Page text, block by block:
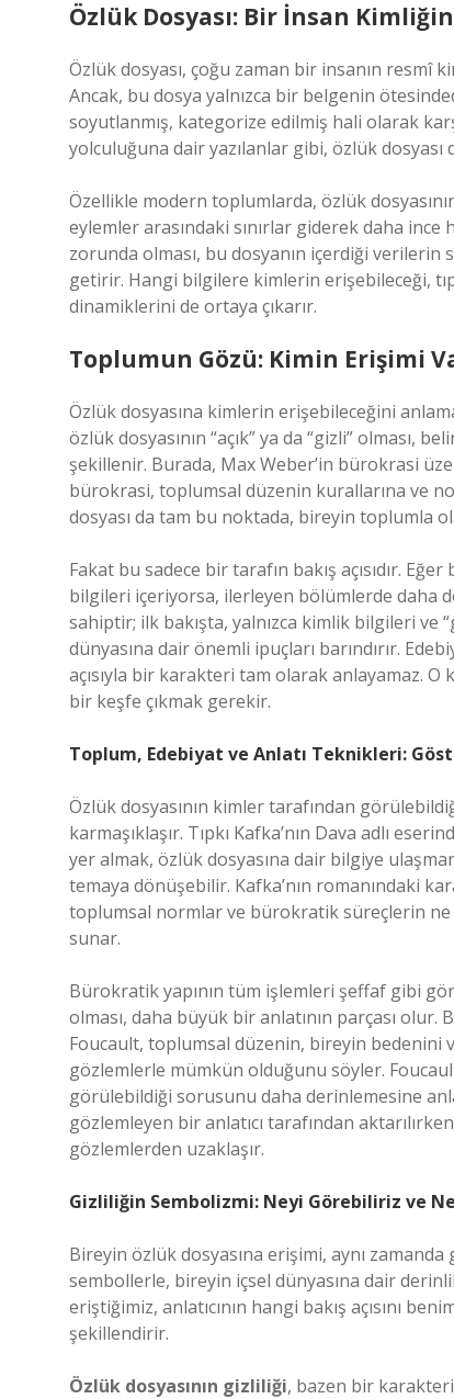
Özlük Dosyası: Bir İnsan
Özlük dosyası, çoğu zaman bir insanın resmî
Ancak, bu dosya yalnızca bir belgenin
soyutlanmış, kategorize edilmiş hali olarak
yolculuğuna dair yazılanlar gibi, özlük
Özellikle modern toplumlarda, özlük
eylemler arasındaki sınırlar giderek daha
zorunda olması, bu dosyanın içerdiği verilerin
getirir. Hangi bilgilere kimlerin erişebileceği,
dinamiklerini de ortaya çıkarır.
Toplumun Gözü: Kimin Erişimi
Özlük dosyasına kimlerin erişebileceğini
özlük dosyasının “açık” ya da “gizli” olması,
şekillenir. Burada, Max Weber’in bürokrasi
bürokrasi, toplumsal düzenin kurallarına ve
dosyası da tam bu noktada, bireyin toplumla
Fakat bu sadece bir tarafın bakış açısıdır.
bilgileri içeriyorsa, ilerleyen bölümlerde daha
sahiptir; ilk bakışta, yalnızca kimlik bilgileri ve
dünyasına dair önemli ipuçları barındırır.
açısıyla bir karakteri tam olarak anlayamaz.
bir keşfe çıkmak gerekir.
Toplum, Edebiyat ve Anlatı Teknikleri:
Özlük dosyasının kimler tarafından
karmaşıklaşır. Tıpkı Kafka’nın Dava adlı
yer almak, özlük dosyasına dair bilgiye
temaya dönüşebilir. Kafka’nın romanındaki
toplumsal normlar ve bürokratik süreçlerin
sunar.
Bürokratik yapının tüm işlemleri şeffaf gibi
olması, daha büyük bir anlatının parçası olur.
Foucault, toplumsal düzenin, bireyin
gözlemlerle mümkün olduğunu söyler.
görülebildiği sorusunu daha derinlemesine
gözlemleyen bir anlatıcı tarafından
gözlemlerden uzaklaşır.
Gizliliğin Sembolizmi: Neyi Görebiliriz ve
Bireyin özlük dosyasına erişimi, aynı
sembollerle, bireyin içsel dünyasına dair
eriştiğimiz, anlatıcının hangi bakış açısını
şekillendirir.
Özlük dosyasının gizliliği, bazen bir